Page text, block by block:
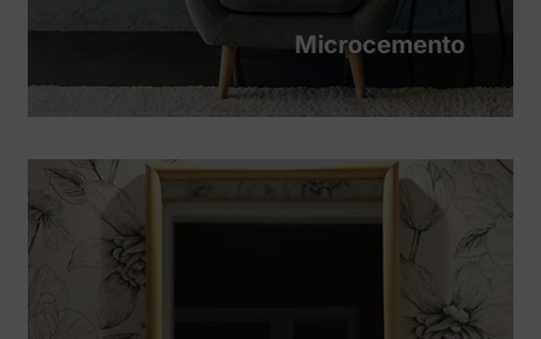
Microcemento